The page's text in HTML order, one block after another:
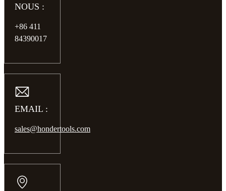
NOUS :
+86 411
84390017
EMAIL :
sales@hondertools.com